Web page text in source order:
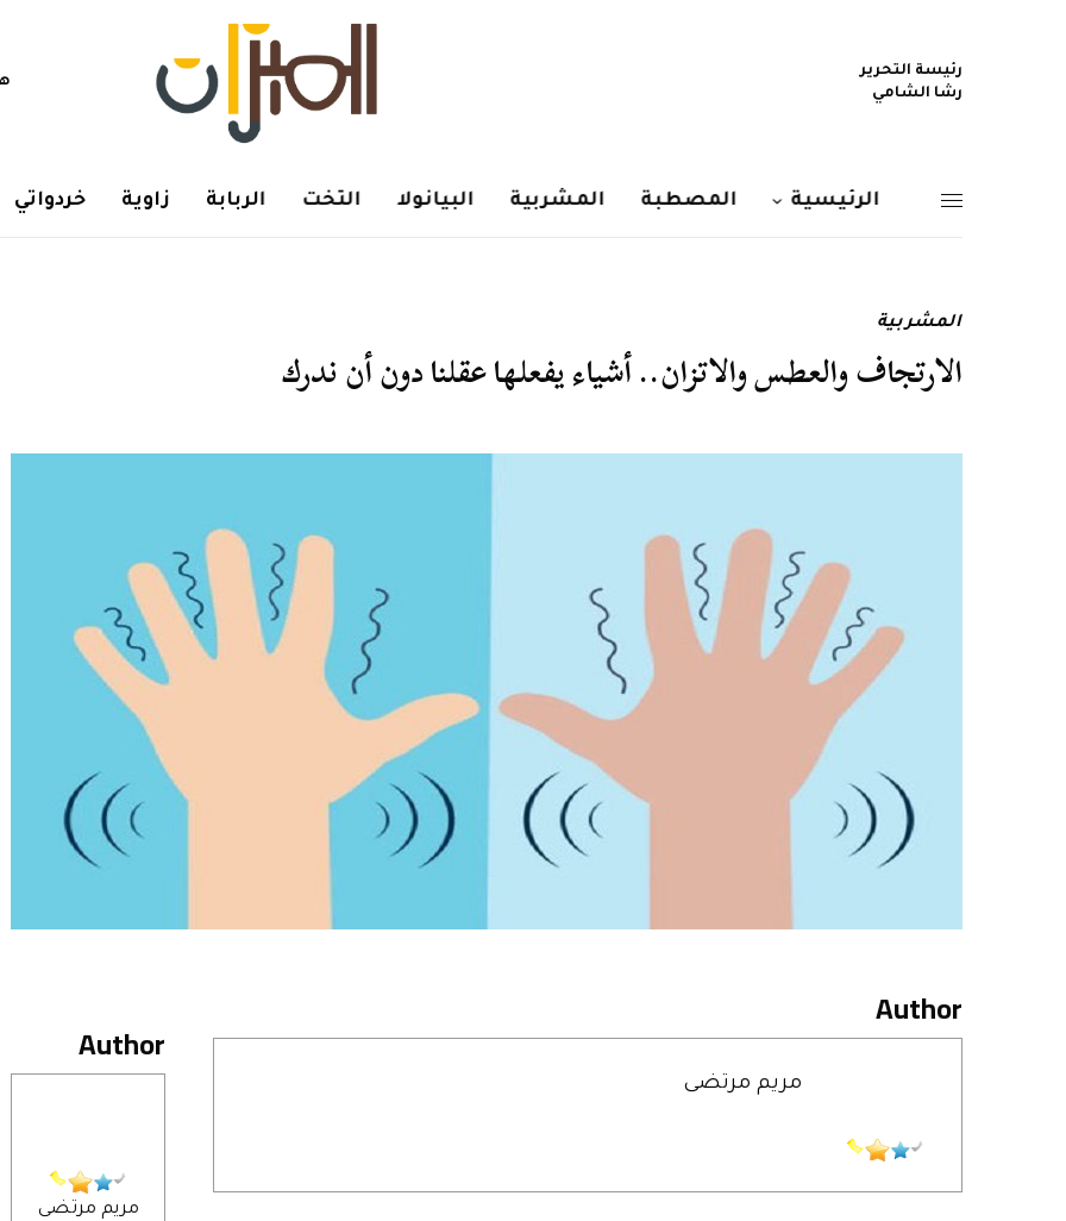
رئيسة التحرير
رشا الشامي
الرئيسية المصطبة المشربية البيانولا التخت الربابة زاوية خردواتي
المشربية
الارتجاف والعطس والاتزان.. أشياء يفعلها عقلنا دون أن ندرك
Author
مريم مرتضى
Author
مريم مرتضى